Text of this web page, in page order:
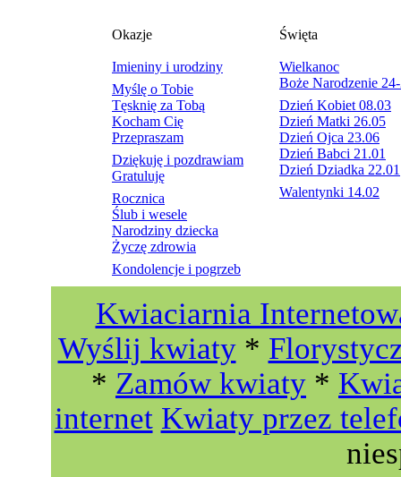
Okazje
Imieniny i urodziny
Myślę o Tobie
Tęsknię za Tobą
Kocham Cię
Przepraszam
Dziękuję i pozdrawiam
Gratuluję
Rocznica
Ślub i wesele
Narodziny dziecka
Życzę zdrowia
Kondolencje i pogrzeb
Święta
Wielkanoc
Boże Narodzenie
Dzień Kobiet 08.03
Dzień Matki 26.05
Dzień Ojca 23.06
Dzień Babci 21.01
Dzień Dziadka 22.01
Walentynki 14.02
Kwiaciarnia
Wyślij kwiaty*
* Zamów kwiaty *
internet Kwiaty przez